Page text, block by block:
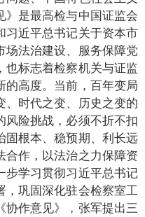
是最高检与中国证监会
近平总书记关于资本市
法治建设、服务保障党
标志着检察机关与证监
高度。当前，百年变局
时代之变、历史之变的
险挑战，必须不折不扣
根本、稳预期、利长远
作，以法治之力保障资
学习贯彻习近平总书记
巩固深化驻会检察室工
作意见》，张军提出三